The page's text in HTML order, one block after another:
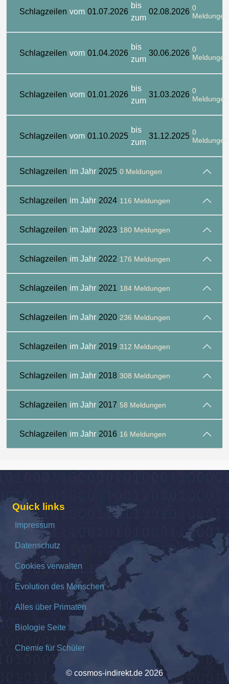
Schlagzeilen vom 01.07.2026
bis
zum
02.08.2026 0
Meldungen
Schlagzeilen vom 01.04.2026
bis
zum
30.06.2026 0
Meldungen
Schlagzeilen vom 01.01.2026
bis
zum
31.03.2026 0
Meldungen
Schlagzeilen vom 01.10.2025
bis
zum
31.12.2025 0
Meldungen
Schlagzeilen im Jahr 2025 0 Meldungen
Schlagzeilen im Jahr 2024 116 Meldungen
Schlagzeilen im Jahr 2023 180 Meldungen
Schlagzeilen im Jahr 2022 176 Meldungen
Schlagzeilen im Jahr 2021 184 Meldungen
Schlagzeilen im Jahr 2020 236 Meldungen
Schlagzeilen im Jahr 2019 312 Meldungen
Schlagzeilen im Jahr 2018 308 Meldungen
Schlagzeilen im Jahr 2017 58 Meldungen
Schlagzeilen im Jahr 2016 16 Meldungen
Quick links
Impressum
Datenschutz
Cookies verwalten
Evolution des Menschen
Alles über Primaten
Biologie Seite
Chemie für Schüler
© cosmos-indirekt.de 2026